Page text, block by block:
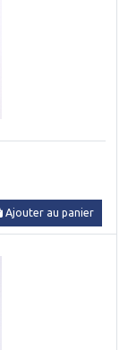
Ajouter au panier